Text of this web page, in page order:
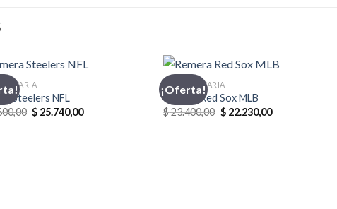
Steelers NFL
El
precio
$ 25.740,00El
¡Oferta!
INDUMENTARIA
Remera Red Sox MLB
$23.400,00 El
precio
$22.230,00El